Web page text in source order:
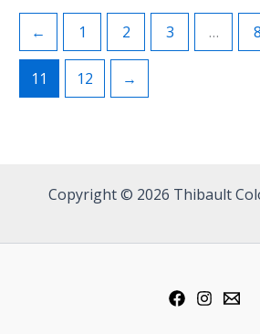
← 1 2 3 … 8
11 12 →
Copyright © 2026 Thibault